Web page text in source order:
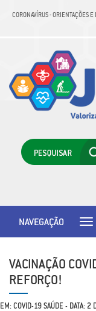
CORONAVÍRUS - ORIENTAÇÕES
NAVEGAÇÃO
VACINAÇÃO
REFORÇO!
EM: COVID-19 SAÚDE - DATA: 2